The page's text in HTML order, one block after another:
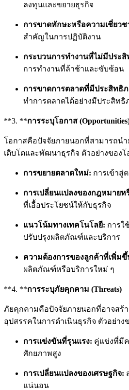
ลงทุนและขยายธุรกิจ
การขาดทักษะหรือความเชี่ยว
สำคัญในการปฏิบัติงาน
กระบวนการทำงานที่ไม่มีประ
การทำงานที่ล้าช้าและซับซ้อน
การขาดการตลาดที่มีประสิทธิ
ทำการตลาดได้อย่างมีประสิทธิ
**3. **การระบุโอกาส
โอกาสคือปัจจัยภายนอกที่สามารถน
เติบโตและพัฒนาธุรกิจ ตัวอย่างของโ
การขยายตลาดใหม่: การเข้าสู่
การเปลี่ยนแปลงของกฎหมายห
ที่เอื้อประโยชน์ให้กับธุรกิจ
แนวโน้มทางเทคโนโลยี: การใ
ปรับปรุงผลิตภัณฑ์และบริการ
ความต้องการของลูกค้าที่เพิ่มขึ้
ผลิตภัณฑ์หรือบริการใหม่ ๆ
**4. **การระบุภัยคุกคาม (Threats)
ภัยคุกคามคือปัจจัยภายนอกที่อาจสร้า
อุปสรรคในการดำเนินธุรกิจ ตัวอย่า
การแข่งขันที่รุนแรง: คู่แข่งที่มี
ศักยภาพสูง
การเปลี่ยนแปลงของเศรษฐกิจ:
แน่นอน